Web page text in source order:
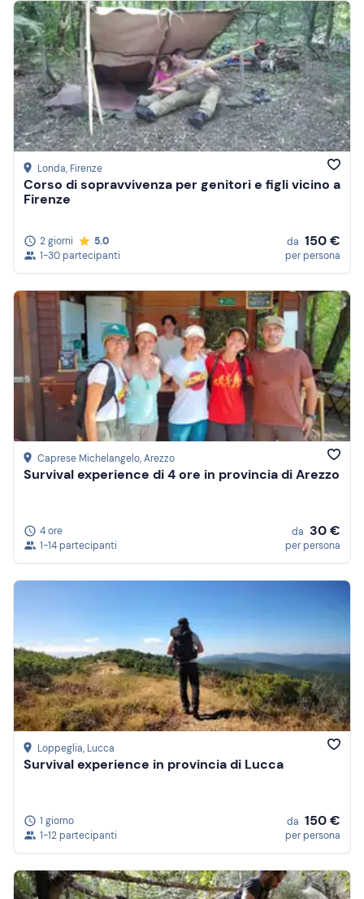
Londa, Firenze
Corso di sopravvivenza per genitori e figli vicino a
Firenze
2 giorni
5.0
1-30 partecipanti
da 150 €
per persona
Caprese Michelangelo, Arezzo
Survival experience di 4 ore in provincia di Arezzo
4 ore
1-14 partecipanti
da 30 €
per persona
Loppeglia, Lucca
Survival experience in provincia di Lucca
1 giorno
1-12 partecipanti
da 150 €
per persona